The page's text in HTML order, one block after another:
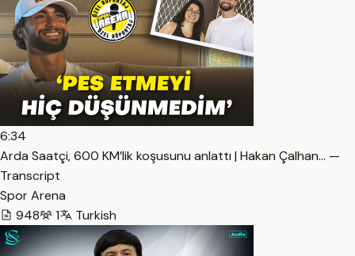
6:34
Arda Saatçi, 600 KM’lik koşusunu anlattı | Hakan Çalhan… —
Transcript
Spor Arena
948
1 Turkish